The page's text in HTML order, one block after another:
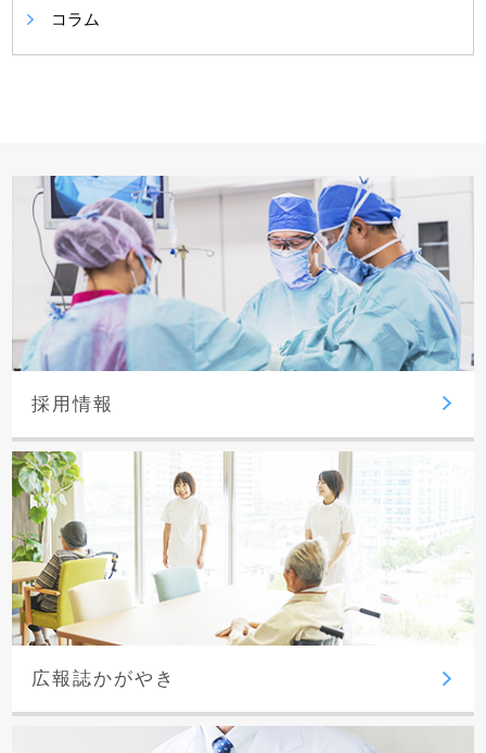
コラム
採用情報
広報誌かがやき